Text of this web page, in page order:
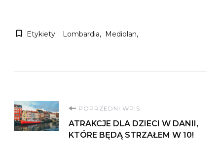
Etykiety: Lombardia Mediolan
Nawigacja
wpisu
POPRZEDNI WPIS
ATRAKCJE DLA DZIECI W DANII,
KTÓRE BĘDĄ STRZAŁEM W 10!